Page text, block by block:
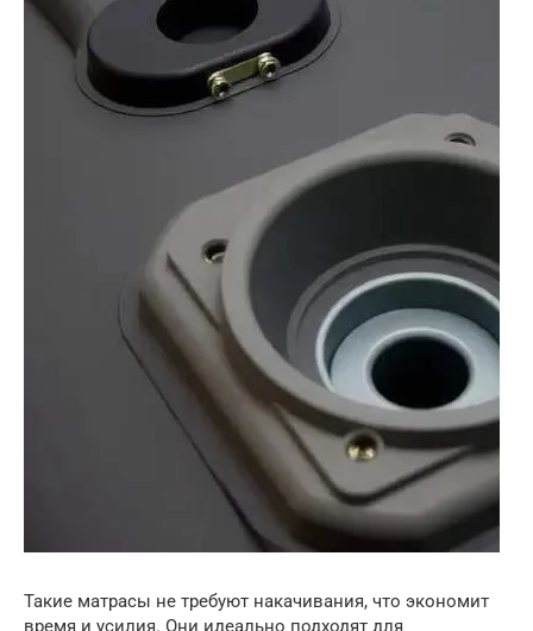
Такие матрасы не требуют накачивания, что экономит
время и усилия. Они идеально подходят для